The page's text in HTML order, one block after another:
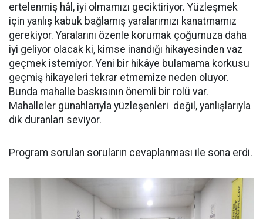
ertelenmiş hâl, iyi olmamızı geciktiriyor. Yüzleşmek
için yanlış kabuk bağlamış yaralarımızı kanatmamız
gerekiyor. Yaralarını özenle korumak çoğumuza daha
iyi geliyor olacak ki, kimse inandığı hikayesinden vaz
geçmek istemiyor. Yeni bir hikâye bulamama korkusu
geçmiş hikayeleri tekrar etmemize neden oluyor.
Bunda mahalle baskısının önemli bir rolü var.
Mahalleler günahlarıyla yüzleşenleri değil, yanlışlarıyla
dik duranları seviyor.
Program sorulan soruların cevaplanması ile sona erdi.